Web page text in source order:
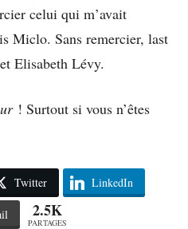
celui qui m’avait
Miclo. Sans remercier, last
Elisabeth Lévy.
! Surtout si vous n’êtes
Twitter LinkedIn
2.5K
PARTAGES